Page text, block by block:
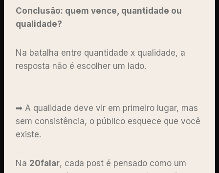
Conclusão: quem vence, quantidade ou
qualidade?
Na batalha entre quantidade x qualidade, a
resposta não é escolher um lado.
➡ A qualidade deve vir em primeiro lugar, mas
sem consistência, o público esquece que você
existe.
Na 20falar, cada post é pensado como um